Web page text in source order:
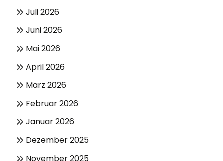
Juli 2026
Juni 2026
Mai 2026
April 2026
März 2026
Februar 2026
Januar 2026
Dezember 2025
November 2025